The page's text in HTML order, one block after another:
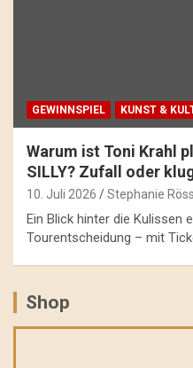
GEWINNSPIEL KUNST &
Warum ist Toni Krahl
SILLY? Zufall oder
10. Juli 2026 Stephanie
Ein Blick hinter die Kulissen
Tourentscheidung – mit
Shop